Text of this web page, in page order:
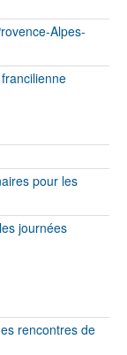
Alpes-
pour les
journées
rencontres de